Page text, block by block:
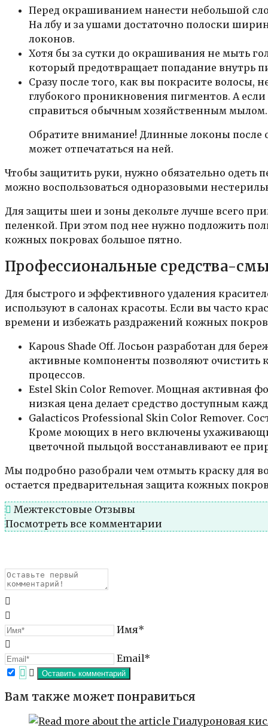
Перед окрашиванием нанести небольшой
На лбу и за ушами достаточно полоски
локонов.
Хотя бы за сутки до окрашивания не мыть
который предотвращает попадание внутрь
Сразу после того, как вы покрасите волосы,
глубокого проникновения пигментов. А
справиться обычным хозяйственным мылом.
Обратите внимание! Длинные локоны после
может отпечататься на ней.
Чтобы защитить руки, нужно обязательно одеть
можно воспользоваться одноразовыми
Для защиты шеи и зоны декольте лучше всего
пеленкой. При этом под нее нужно подложить
кожных покровах большое пятно.
Профессиональные средства-
Для быстрого и эффективного удаления
используют в салонах красоты. Если вы часто
времени и избежать раздражений кожных
Kapous Shade Off. Лосьон разработан для
активные компоненты позволяют очистить
процессов.
Estel Skin Color Remover. Мощная активная
низкая цена делает средство доступным
Galacticos Professional Skin Color Remover.
Кроме моющих в него включены
цветочной пыльцой восстанавливают ее
Мы подробно разобрали чем отмыть краску для
остается предварительная защита кожных
Межтекстовые Отзывы
Посмотреть все комментарии
Имя*
Email*
Вам также может понравиться